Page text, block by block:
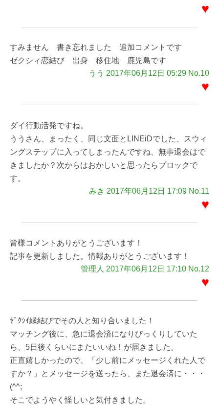
♥
すみません 書き忘れました 追加コメントです
ゼクシィ恋結び 出身 移住地 鹿児島です
うう 2017年06月12日 05:29 No.10
♥
ダイ行動活発ですね。
ううさん、まったく、同じ文面とLINEiDでした、スウィ
ングステップに入ってしまったんですね、無事退会はで
きましたか？次からはおかしいと思ったらブロックで
す。
みき 2017年06月12日 17:09 No.11
♥
皆様コメントありがとうございます！
記事を更新しました。情報ありがとうございます！
管理人 2017年06月12日 17:10 No.12
♥
ｾﾞｸｼｲ縁結びでその人と知り合いました！
マッチング後に、急に退会済になりびっくりしていた
ら、5日後くらいにまたいいね！が届きました。
正直嬉しかったので、「少し前にメッセージくれた人で
すか？」とメッセージを送ったら、また退会済に・・・
(^^;
そこでようやく怪しいと気付きました。